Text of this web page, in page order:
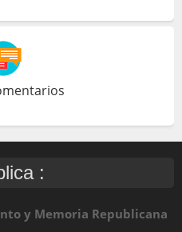
:
y Memoria Republicana